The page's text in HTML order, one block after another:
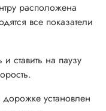
расположена
все показатели
ставить на паузу
установлен